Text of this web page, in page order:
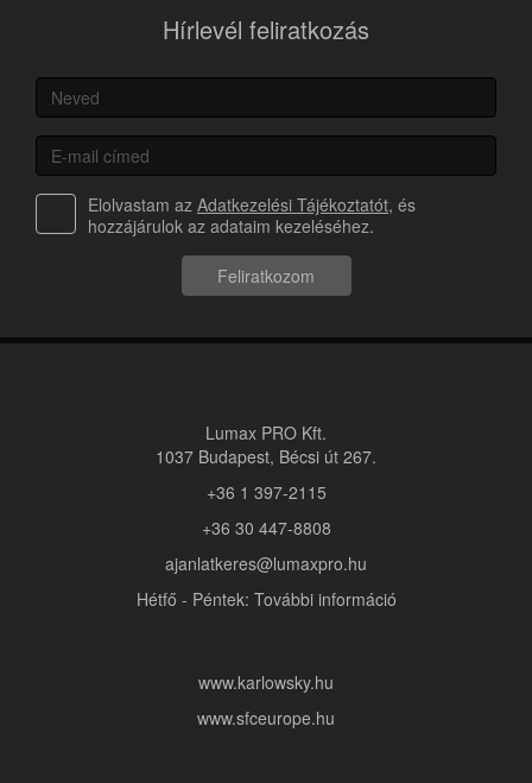
Hírlevél feliratkozás
Elolvastam az Adatkezelési Tájékoztatót, és
hozzájárulok az adataim kezeléséhez.
Feliratkozom
Lumax PRO Kft.
1037 Budapest, Bécsi út 267.
+36 1 397-2115
+36 30 447-8808
ajanlatkeres@lumaxpro.hu
Hétfő - Péntek: További információ
www.karlowsky.hu
www.sfceurope.hu